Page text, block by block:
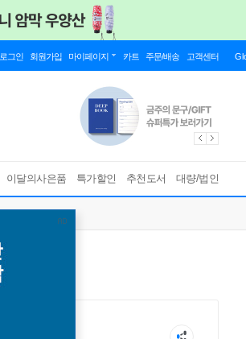
로그인 회원가입 마이페이지 카트 주문/배송 고객센터
이달의사은품 특가할인 추천도서 대량/법인